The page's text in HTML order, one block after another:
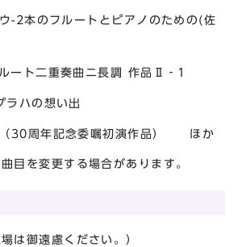
-2本のフルートとピアノのための(佐
ート二重奏曲ニ長調 作品Ⅱ‐1
ラハの想い出
（30周年記念委嘱初演作品） ほか
目を変更する場合があります。
は御遠慮ください。）